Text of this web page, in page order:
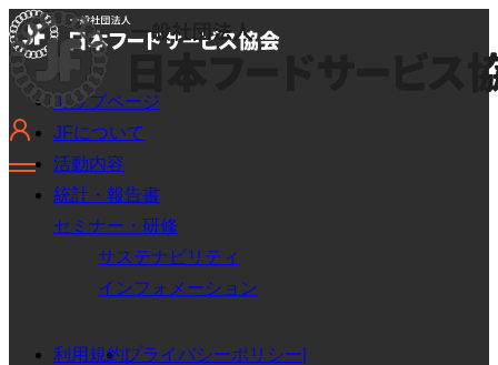
トップページ
JFについて
活動内容
統計・報告書
セミナー・研修
サステナビリティ
インフォメーション
利用規約プライバシーポリシー